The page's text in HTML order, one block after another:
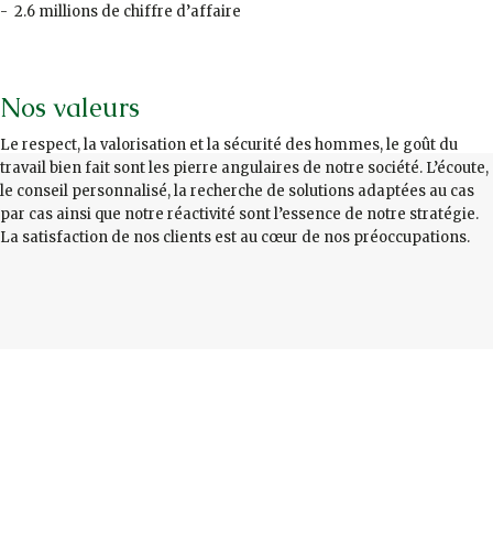
- 2.6 millions de chiffre d’affaire
Nos valeurs
Le respect, la valorisation et la sécurité des hommes, le goût du
travail bien fait sont les pierre angulaires de notre société. L’écoute,
le conseil personnalisé, la recherche de solutions adaptées au cas
par cas ainsi que notre réactivité sont l’essence de notre stratégie.
La satisfaction de nos clients est au cœur de nos préoccupations.